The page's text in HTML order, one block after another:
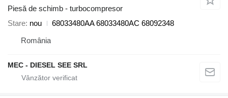
Piesă de schimb - turbocompresor
Stare nou
68033480AA 68033480AC 68092348
România
MEC - DIESEL SEE SRL